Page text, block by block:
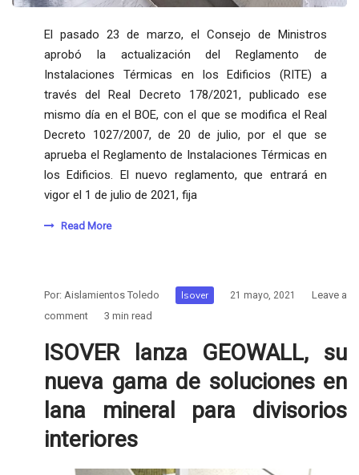
El pasado 23 de marzo, el Consejo de Ministros
aprobó la actualización del Reglamento de
Instalaciones Térmicas en los Edificios (RITE) a
través del Real Decreto 178/2021, publicado ese
mismo día en el BOE, con el que se modifica el Real
Decreto 1027/2007, de 20 de julio, por el que se
aprueba el Reglamento de Instalaciones Térmicas en
los Edificios. El nuevo reglamento, que entrará en
vigor el 1 de julio de 2021, fija
Read More
Por: Aislamientos Toledo Isover 21 mayo, 2021
Leave a
comment
3 min read
ISOVER lanza GEOWALL, su
nueva gama de soluciones en
lana mineral para divisorios
interiores